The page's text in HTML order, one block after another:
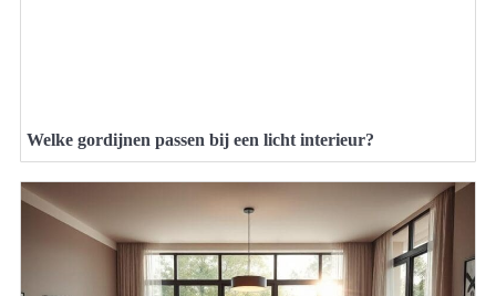
Welke gordijnen passen bij een licht interieur?